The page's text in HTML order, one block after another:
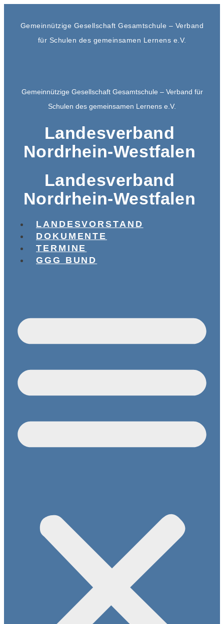
Gemeinnützige Gesellschaft Gesamtschule – Verband
für Schulen des gemeinsamen Lernens e.V.
Gemeinnützige Gesellschaft Gesamtschule – Verband für
Schulen des gemeinsamen Lernens e.V.
Landesverband
Nordrhein-Westfalen
Landesverband
Nordrhein-Westfalen
LANDESVORSTAND
DOKUMENTE
TERMINE
GGG BUND